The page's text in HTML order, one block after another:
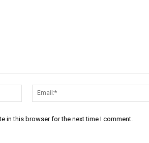
Name:*
in this browser for the next time I comment.